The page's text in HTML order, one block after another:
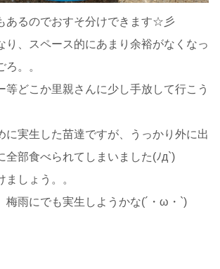
あるのでおすそ分けできます☆彡
り、スペース的にあまり余裕がなくなっ
。。
等どこか里親さんに少し手放して行こう
に実生した苗達ですが、うっかり外に出
全部食べられてしまいました(ﾉд`)
しょう。。
梅雨にでも実生しようかな(´・ω・`)